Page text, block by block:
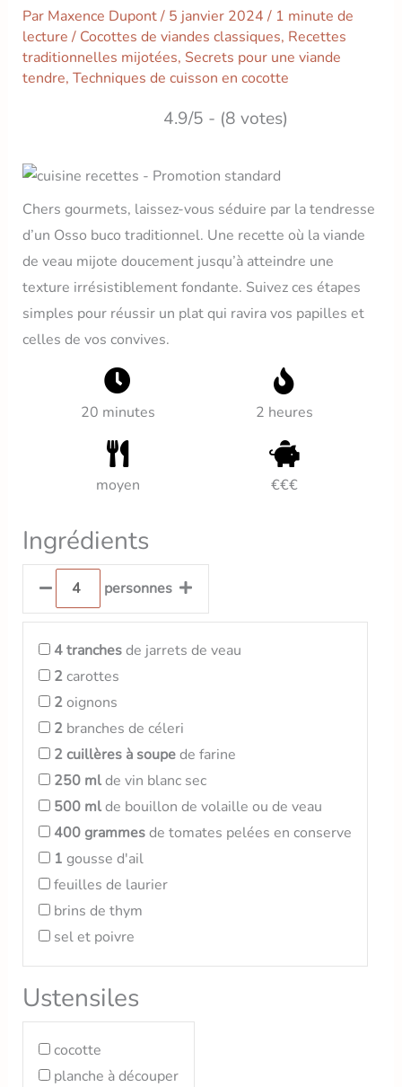
Par Maxence Dupont/ 5 janvier 2024 / 1 minute de
lecture / Cocottes de viandes classiques, Recettes
traditionnelles mijotées, Secrets pour une viande
tendre, Techniques de cuisson en cocotte
4.9/5 - (8 votes)
Chers gourmets, laissez-vous séduire par la tendresse
d’un Osso buco traditionnel. Une recette où la viande
de veau mijote doucement jusqu’à atteindre une
texture irrésistiblement fondante. Suivez ces étapes
simples pour réussir un plat qui ravira vos papilles et
celles de vos convives.
20 minutes 2 heures
moyen €€€
Ingrédients
personnes
4tranchesde jarrets de veau
2carottes
2oignons
2branches de céleri
2cuillères à soupede farine
250 mlde vin blanc sec
500 mlde bouillon de volaille ou de veau
400grammesde tomates pelées en conserve
1 gousse d'ail
feuilles de laurier
brins de thym
sel et poivre
Ustensiles
cocotte
planche à découper